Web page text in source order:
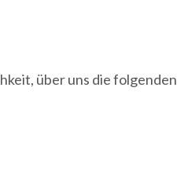
über uns die folgenden